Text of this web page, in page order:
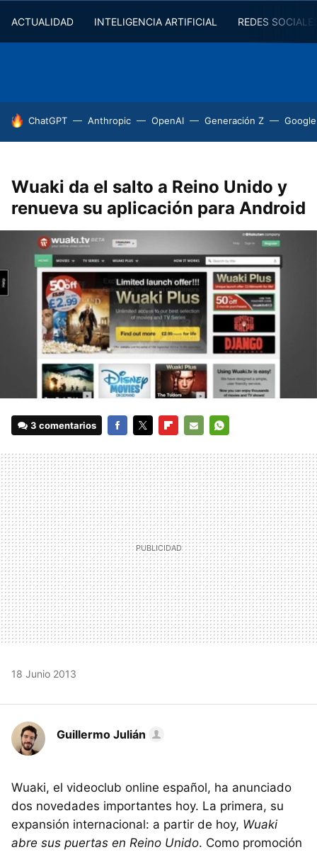
ACTUALIDAD INTELIGENCIA ARTIFICIAL REDES
HOY SE HABLA DE
ChatGPT Anthropic OpenAI Generación Z
Wuaki da el salto a Reino Unido y
renueva su aplicación para Android
3 comentarios
MAIL
18 Junio 2013
Guillermo Julián
Wuaki, el videoclub online español, ha anunciado
dos novedades importantes hoy. La primera, su
expansión internacional: a partir de hoy, Wuaki
abre sus puertas en Reino Unido. Como promoción